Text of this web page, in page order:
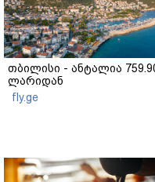
თბილისი - ანტალია
ლარიდან
fly.ge